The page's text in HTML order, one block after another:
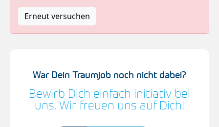
Erneut versuchen
War Dein Traumjob noch nicht dabei?
Bewirb Dich einfach initiativ bei
uns. Wir freuen uns auf Dich!